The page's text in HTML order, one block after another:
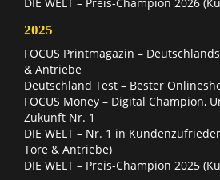
2025
FOCUS Printmagazin –
& Antriebe
Deutschland Test – Bester
FOCUS Money – Digital Champion,
Zukunft Nr. 1
DIE WELT – Nr. 1 in
Tore & Antriebe)
DIE WELT – Preis-Champion 2025